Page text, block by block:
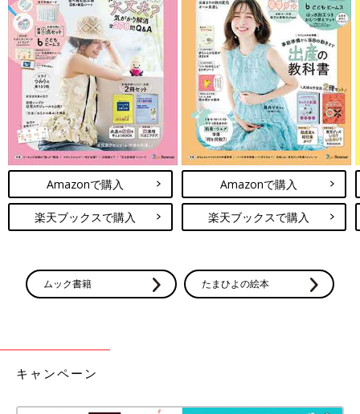
Amazonで購入
楽天ブックスで購入
Amazonで購入
楽天ブックスで購入
ムック書籍 たまひよの絵本
キャンペーン